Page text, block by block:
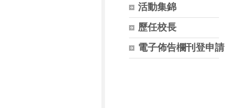
活動集錦
歷任校長
電子佈告欄刊登申請